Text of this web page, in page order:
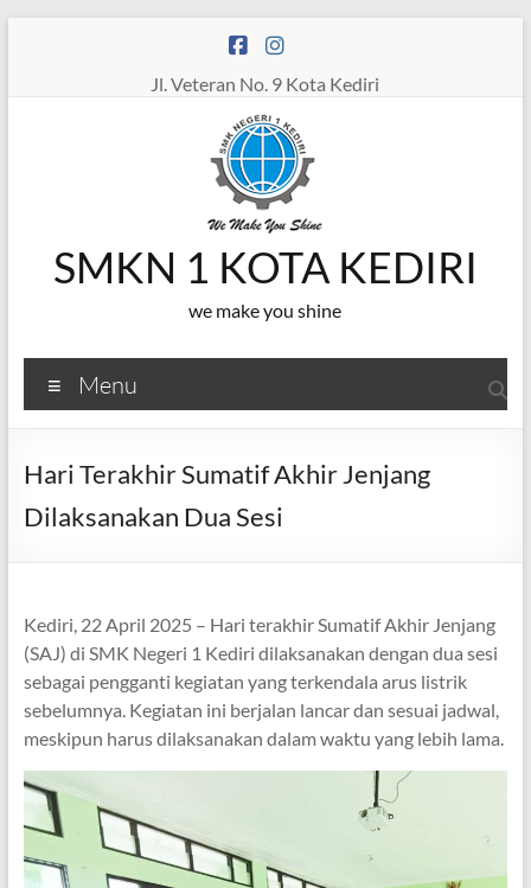
Jl. Veteran No. 9 Kota Kediri
SMKN 1 KOTA KEDIRI
we make you shine
Menu
Hari Terakhir Sumatif Akhir Jenjang
Dilaksanakan Dua Sesi
Kediri, 22 April 2025 – Hari terakhir Sumatif Akhir Jenjang
(SAJ) di SMK Negeri 1 Kediri dilaksanakan dengan dua sesi
sebagai pengganti kegiatan yang terkendala arus listrik
sebelumnya. Kegiatan ini berjalan lancar dan sesuai jadwal,
meskipun harus dilaksanakan dalam waktu yang lebih lama.